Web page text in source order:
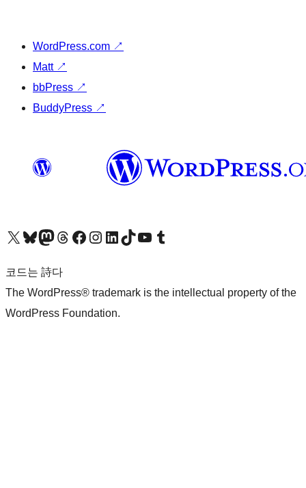
WordPress.com ↗
Matt ↗
bbPress ↗
BuddyPress ↗
X(이전 트위터) 계정 방문하기블루스카이 계정 방문하기마스토돈 계정 방문하기스레드 계정 방문하기 페이스북 페이지 방문하기인스타그램 계정 방문하기 LinkedIn 계정 방문하기틱톡 계정 방문하기유튜브 채널 방문하기 텀블러 계정 방문하기
코드는 詩다
The WordPress® trademark is the intellectual property of the
WordPress Foundation.